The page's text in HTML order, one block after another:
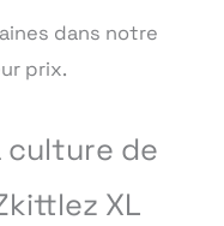
dans notre
prix.
culture de
XL